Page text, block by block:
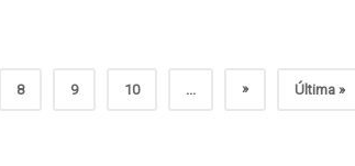
8 9 10 ... » Última »